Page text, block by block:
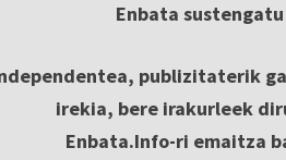
Enbata sustengatu
publizitaterik
irekia, bere irakurleek
Enbata.Info-ri emaitza